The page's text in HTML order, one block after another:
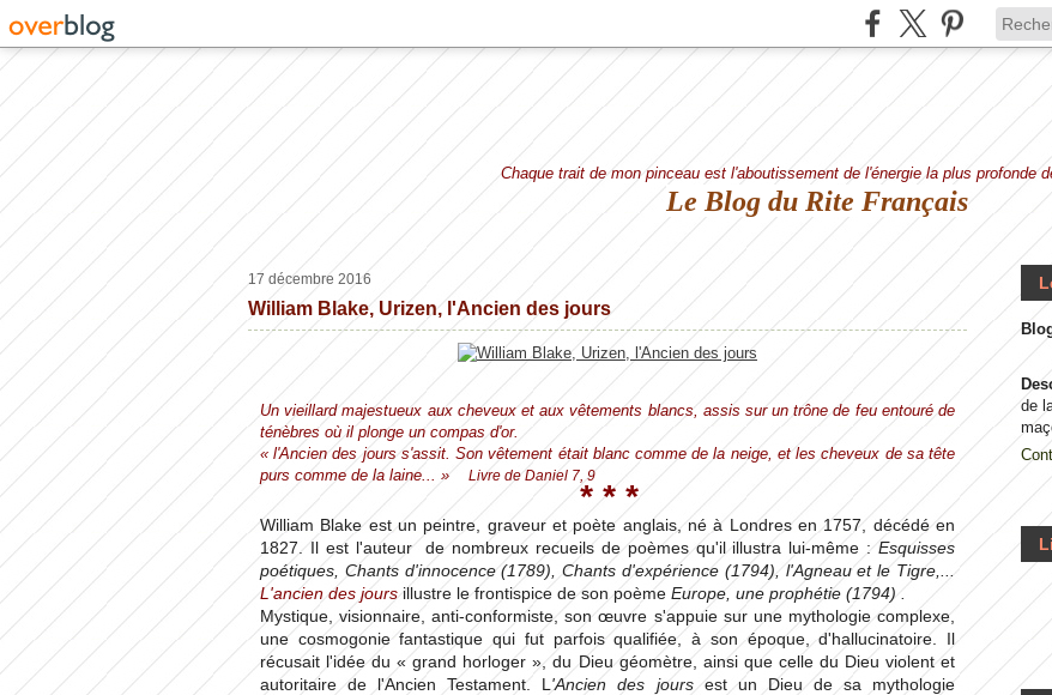
Chaque trait de mon pinceau est l'aboutissement de l'énergie la plus profonde
Le Blog du Rite Français
17 décembre 2016
William Blake, Urizen, l'Ancien des jours
Un vieillard majestueux aux cheveux et aux vêtements blancs, assis sur un trône de feu entouré de
ténèbres où il plonge un compas d'or.
« l'Ancien des jours s'assit. Son vêtement était blanc comme de la neige, et les cheveux de sa tête
purs comme de la laine... » Livre de Daniel 7, 9
* * *
William Blake est un peintre, graveur et poète anglais, né à Londres en 1757, décédé en
1827. Il est l'auteur de nombreux recueils de poèmes qu'il illustra lui-même : Esquisses
poétiques, Chants d'innocence (1789), Chants d'expérience (1794), l'Agneau et le Tigre,...
L'ancien des jours illustre le frontispice de son poème Europe, une prophétie (1794)
Mystique, visionnaire, anti-conformiste, son œuvre s'appuie sur une mythologie complexe,
une cosmogonie fantastique qui fut parfois qualifiée, à son époque, d'hallucinatoire. Il
récusait l'idée du « grand horloger », du Dieu géomètre, ainsi que celle du Dieu violent et
autoritaire de l'Ancien Testament. L 'Ancien des joursest un Dieu de sa mythologie
de